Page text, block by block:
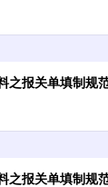
之报关单填制规
之报关单填制规